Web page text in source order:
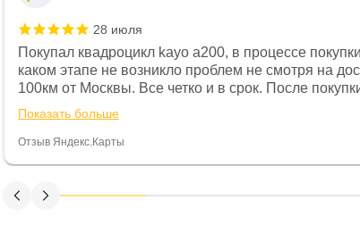
28 июля
Покупал квадроцикл kayo a200, в процессе
каком этапе не возникло проблем не смотря на
100км от Москвы. Все четко и в срок. После
спидометре всегда был 0, при этом представители
постоянно были на связи и в итоге проблема была
Считаю, что это говорит о небезразличии к клиенту
Показать больше
Отзыв Яндекс.Карты